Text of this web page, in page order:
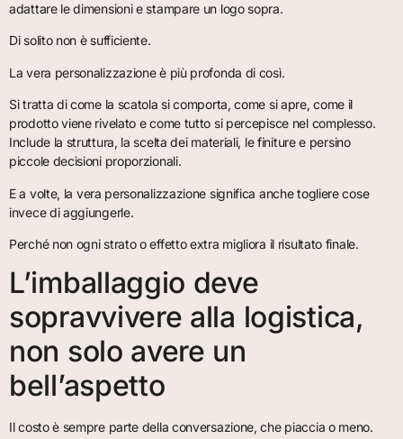
adattare le dimensioni e stampare un logo sopra.
Di solito non è sufficiente.
La vera personalizzazione è più profonda di così.
Si tratta di come la scatola si comporta, come si apre, come il
prodotto viene rivelato e come tutto si percepisce nel complesso.
Include la struttura, la scelta dei materiali, le finiture e persino
piccole decisioni proporzionali.
E a volte, la vera personalizzazione significa anche togliere cose
invece di aggiungerle.
Perché non ogni strato o effetto extra migliora il risultato finale.
L’imballaggio deve
sopravvivere alla logistica,
non solo avere un
bell’aspetto
Il costo è sempre parte della conversazione, che piaccia o meno.